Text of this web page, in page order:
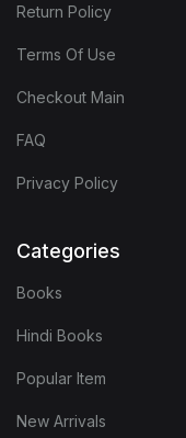
Return Policy
Terms Of Use
Checkout Main
FAQ
Privacy Policy
Categories
Books
Hindi Books
Popular Item
New Arrivals